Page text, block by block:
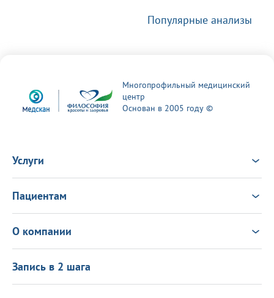
Популярные анализы
Многопрофильный медицинский
центр
Основан в 2005 году ©
Услуги
Врачи
Консультация Онлайн
Выезд врача на дом
Пациентам
Новости
Политика в области качества
Подарочные сертификаты
Программа лояльности
О компании
Информация для пациентов
Лицензиии
Запись в 2 шага